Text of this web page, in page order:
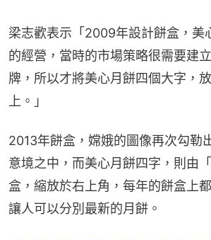
梁志歡表示「2009年設計餅盒，美
的經營，當時的市場策略很需要建
牌，所以才將美心月餅四個大字，
上。」
2013年餅盒，嫦娥的圖像再次勾勒
意境之中，而美心月餅四字，則由
盒，縮放於右上角，每年的餅盒上
讓人可以分別最新的月餅。